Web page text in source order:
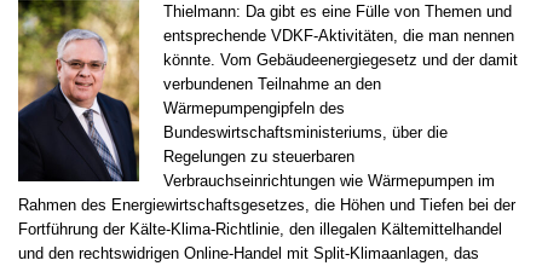
Thielmann: Da gibt es eine Fülle von Themen und
entsprechende VDKF-Aktivitäten, die man nennen
könnte. Vom Gebäudeenergiegesetz und der damit
verbundenen Teilnahme an den
Wärmepumpengipfeln des
Bundeswirtschaftsministeriums, über die
Regelungen zu steuerbaren
Verbrauchseinrichtungen wie Wärmepumpen im
Rahmen des Energiewirtschaftsgesetzes, die Höhen und Tiefen bei der
Fortführung der Kälte-Klima-Richtlinie, den illegalen Kältemittelhandel
und den rechtswidrigen Online-Handel mit Split-Klimaanlagen, das